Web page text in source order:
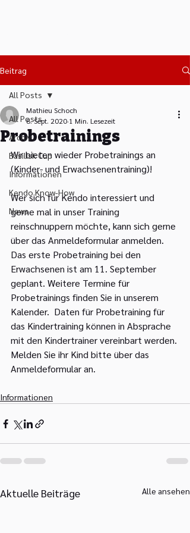
Beitrag
All Posts
Archiv
Basilisk Cup
Informationen
Kendo Know-How
News
All Posts
Probetrainings
Mathieu Schoch
8. Sept. 2020 1 Min. Lesezeit
Wir bieten wieder Probetrainings an
(Kinder- und Erwachsenentraining)!
Wer sich für Kendo interessiert und
gerne mal in unser Training
reinschnuppern möchte, kann sich gerne
über das Anmeldeformular anmelden.
Das erste Probetraining bei den
Erwachsenen ist am 11. September
geplant. Weitere Termine für
Probetrainings finden Sie in unserem
Kalender.  Daten für Probetraining für
das Kindertraining können in Absprache
mit den Kindertrainer vereinbart werden.
Melden Sie ihr Kind bitte über das
Anmeldeformular an.
Informationen
Aktuelle Beiträge Alle ansehen